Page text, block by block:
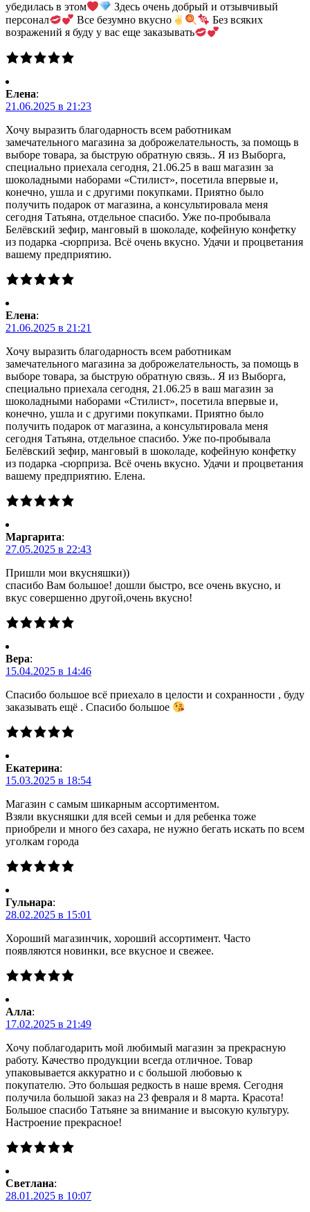
убедилась в этом
Здесь очень добрый и отзывчивый
персонал
Все безумно вкусно
Без всяких
возражений я буду у вас еще заказывать
Елена:
21.06.2025 в 21:23
Хочу выразить благодарность всем работникам
замечательного магазина за доброжелательность, за помощь в
выборе товара, за быструю обратную связь.. Я из Выборга,
специально приехала сегодня, 21.06.25 в ваш магазин за
шоколадными наборами «Стилист», посетила впервые и,
конечно, ушла и с другими покупками. Приятно было
получить подарок от магазина, а консультировала меня
сегодня Татьяна, отдельное спасибо. Уже по-пробывала
Белёвский зефир, манговый в шоколаде, кофейную конфетку
из подарка -сюрприза. Всё очень вкусно. Удачи и процветания
вашему предприятию.
Елена:
21.06.2025 в 21:21
Хочу выразить благодарность всем работникам
замечательного магазина за доброжелательность, за помощь в
выборе товара, за быструю обратную связь.. Я из Выборга,
специально приехала сегодня, 21.06.25 в ваш магазин за
шоколадными наборами «Стилист», посетила впервые и,
конечно, ушла и с другими покупками. Приятно было
получить подарок от магазина, а консультировала меня
сегодня Татьяна, отдельное спасибо. Уже по-пробывала
Белёвский зефир, манговый в шоколаде, кофейную конфетку
из подарка -сюрприза. Всё очень вкусно. Удачи и процветания
вашему предприятию. Елена.
Маргарита:
27.05.2025 в 22:43
Пришли мои вкусняшки))
спасибо Вам большое! дошли быстро, все очень вкусно, и
вкус совершенно другой,очень вкусно!
Вера:
15.04.2025 в 14:46
Спасибо большое всё приехало в целости и сохранности , буду
заказывать ещё . Спасибо большое
Екатерина:
15.03.2025 в 18:54
Магазин с самым шикарным ассортиментом.
Взяли вкусняшки для всей семьи и для ребенка тоже
приобрели и много без сахара, не нужно бегать искать по всем
уголкам города
Гульнара:
28.02.2025 в 15:01
Хороший магазинчик, хороший ассортимент. Часто
появляются новинки, все вкусное и свежее.
Алла:
17.02.2025 в 21:49
Хочу поблагодарить мой любимый магазин за прекрасную
работу. Качество продукции всегда отличное. Товар
упаковывается аккуратно и с большой любовью к
покупателю. Это большая редкость в наше время. Сегодня
получила большой заказ на 23 февраля и 8 марта. Красота!
Большое спасибо Татьяне за внимание и высокую культуру.
Настроение прекрасное!
Светлана:
28.01.2025 в 10:07